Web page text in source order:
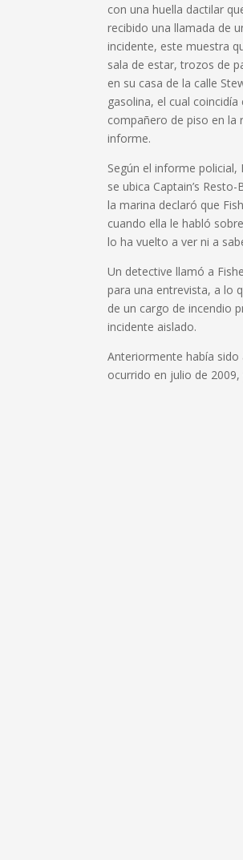
con una huella dactilar
recibido una llamada de
incidente, este muestra
sala de estar, trozos de
en su casa de la calle
gasolina, el cual
compañero de piso en la
informe.
Según el informe
se ubica Captain’s
la marina declaró que
cuando ella le habló
lo ha vuelto a ver ni a
Un detective llamó a
para una entrevista, a lo
de un cargo de incendio
incidente aislado.
Anteriormente había
ocurrido en julio de